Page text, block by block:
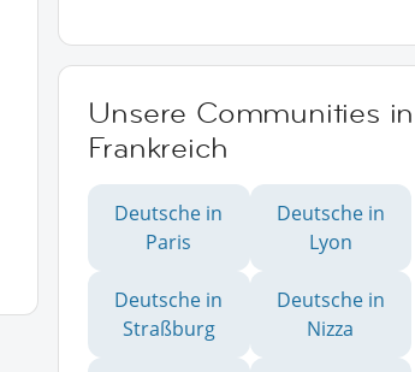
Unsere Communities in
Frankreich
Deutsche in
Paris
Deutsche in
Lyon
Deutsche in
Straßburg
Deutsche in
Nizza